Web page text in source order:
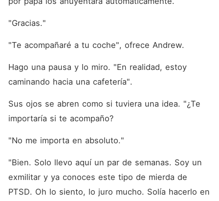
"Gracias."
"Te acompañaré a tu coche", ofrece Andrew.
Hago una pausa y lo miro. "En realidad, estoy
caminando hacia una cafetería".
Sus ojos se abren como si tuviera una idea. "¿Te
importaría si te acompaño?
"No me importa en absoluto."
"Bien. Solo llevo aquí un par de semanas. Soy un
exmilitar y ya conoces este tipo de mierda de
PTSD. Oh lo siento, lo juro mucho. Solía hacerlo en